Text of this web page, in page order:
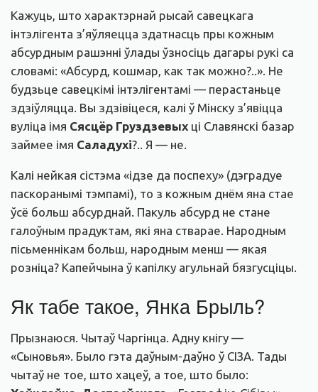
Кажуць, што характэрнай рысай савецкага
інтэлігента з’яўляецца здатнасць пры кожным
абсурдным рашэнні ўлады ўзносіць дагары рукі са
словамі: «Абсурд, кошмар, как так можно?..». Не
будзьце савецкімі інтэлігентамі — перастаньце
здзіўляцца. Вы здзівіцеся, калі ў Мінску з’явіцца
вуліца імя Сясцёр Груздзевых ці Славянскі базар
займее імя Саладухі?.. Я — не.
Калі нейкая сістэма «ідзе да поспеху» (дэградуе
паскоранымі тэмпамі), то з кожным днём яна стае
ўсё больш абсурднай. Пакуль абсурд не стане
галоўным прадуктам, які яна стварае. Народным
пісьменнікам больш, народным менш — якая
розніца? Капейчына ў капілку агульнай бязгусціцы.
Як табе такое, Янка Брыль?
Прызнаюся. Чытаў Чаргінца. Адну кнігу —
«Сыновья». Было гэта даўным-даўно ў СІЗА. Тады
чытаў не тое, што хацеў, а тое, што было: